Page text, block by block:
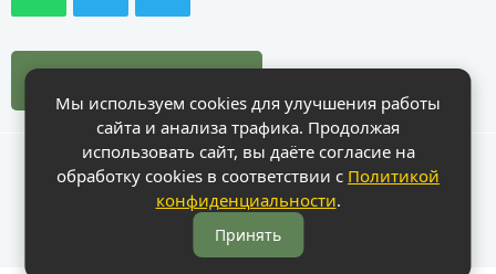
© Анапа, 2015 - 2026 | Все права защищены.
Мы используем cookies для улучшения работы
сайта и анализа трафика. Продолжая
использовать сайт, вы даёте согласие на
обработку cookies в соответствии с Политикой
конфиденциальности.
Принять